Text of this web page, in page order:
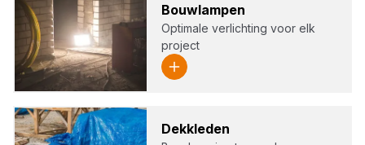
Bouw­lam­pen
Optimale verlichting voor elk
project
Dek­kle­den